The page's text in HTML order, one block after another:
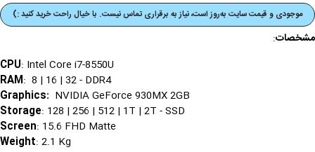
موجودی و قیمت‌ سایت به‌روز است، نیاز به برقراری تماس نیست. با خیال راحت خرید کنید :)
مشخصات:
CPU: Intel Core i7-8550U
RAM: 8 | 16 | 32 - DDR4
Graphics: NVIDIA GeForce 930MX 2GB
Storage: 128 | 256 | 512 | 1T | 2T - SSD
Screen: 15.6 FHD Matte
Weight: 2.1 Kg